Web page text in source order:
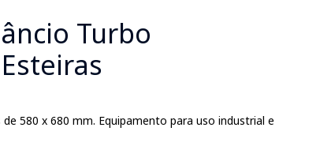
Turbo
580 x 680 mm. Equipamento para uso industrial e